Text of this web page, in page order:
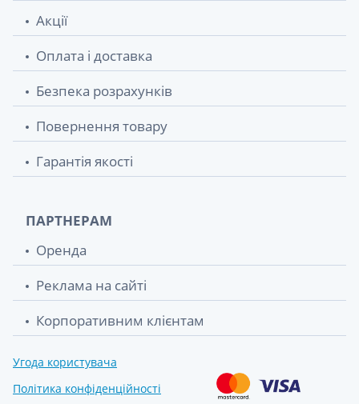
Акції
Оплата і доставка
Безпека розрахунків
Повернення товару
Гарантія якості
ПАРТНЕРАМ
Оренда
Реклама на сайті
Корпоративним клієнтам
Угода користувача
Політика конфіденційності